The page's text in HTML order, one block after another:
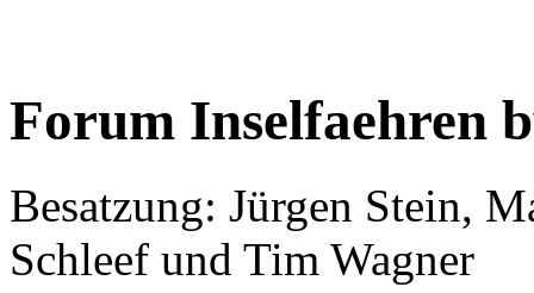
Forum Inselfaehren
Besatzung: Jürgen Stein,
Schleef und Tim Wagner